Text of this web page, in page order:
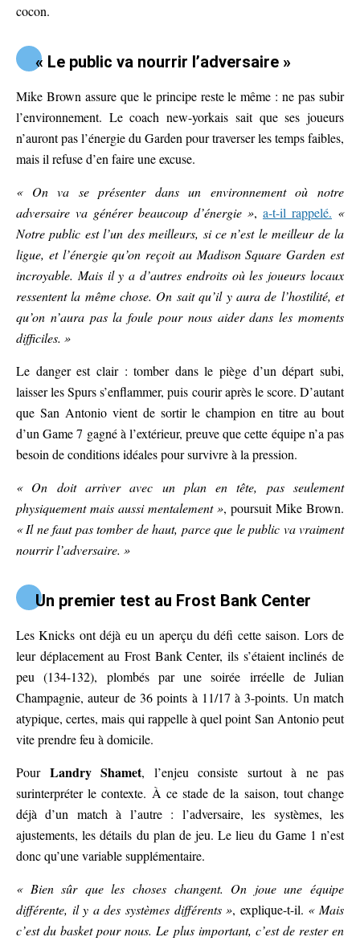
cocon.
« Le public va nourrir l’adversaire »
Mike Brown assure que le principe reste le même : ne pas subir
l’environnement. Le coach new-yorkais sait que ses joueurs
n’auront pas l’énergie du Garden pour traverser les temps faibles,
mais il refuse d’en faire une excuse.
« On va se présenter dans un environnement où notre
adversaire va générer beaucoup d’énergie », a-t-il rappelé. «
Notre public est l’un des meilleurs, si ce n’est le meilleur de la
ligue, et l’énergie qu’on reçoit au Madison Square Garden est
incroyable. Mais il y a d’autres endroits où les joueurs locaux
ressentent la même chose. On sait qu’il y aura de l’hostilité, et
qu’on n’aura pas la foule pour nous aider dans les moments
difficiles. »
Le danger est clair : tomber dans le piège d’un départ subi,
laisser les Spurs s’enflammer, puis courir après le score. D’autant
que San Antonio vient de sortir le champion en titre au bout
d’un Game 7 gagné à l’extérieur, preuve que cette équipe n’a pas
besoin de conditions idéales pour survivre à la pression.
« On doit arriver avec un plan en tête, pas seulement
physiquement mais aussi mentalement », poursuit Mike Brown.
« Il ne faut pas tomber de haut, parce que le public va vraiment
nourrir l’adversaire. »
Un premier test au Frost Bank Center
Les Knicks ont déjà eu un aperçu du défi cette saison. Lors de
leur déplacement au Frost Bank Center, ils s’étaient inclinés de
peu (134-132), plombés par une soirée irréelle de Julian
Champagnie, auteur de 36 points à 11/17 à 3-points. Un match
atypique, certes, mais qui rappelle à quel point San Antonio peut
vite prendre feu à domicile.
Pour Landry Shamet, l’enjeu consiste surtout à ne pas
surinterpréter le contexte. À ce stade de la saison, tout change
déjà d’un match à l’autre : l’adversaire, les systèmes, les
ajustements, les détails du plan de jeu. Le lieu du Game 1 n’est
donc qu’une variable supplémentaire.
« Bien sûr que les choses changent. On joue une équipe
différente, il y a des systèmes différents », explique-t-il. « Mais
c’est du basket pour nous. Le plus important, c’est de rester en